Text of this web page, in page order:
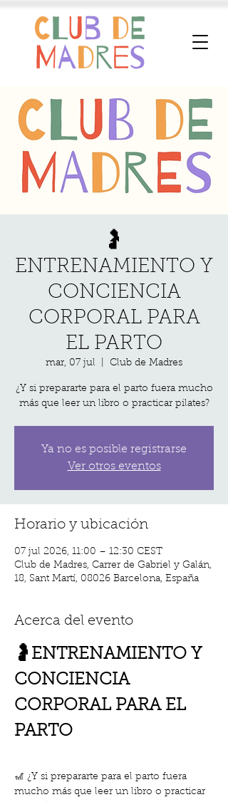
🤰
ENTRENAMIENTO Y
CONCIENCIA
CORPORAL PARA
EL PARTO
mar, 07 jul Club de Madres
¿Y si prepararte para el parto fuera mucho
más que leer un libro o practicar pilates?
Ya no es posible registrarse
Ver otros eventos
Horario y ubicación
07 jul 2026, 11:00 – 12:30 CEST
Club de Madres, Carrer de Gabriel y Galán,
18, Sant Martí, 08026 Barcelona, España
Acerca del evento
🤰ENTRENAMIENTO Y
CONCIENCIA
CORPORAL PARA EL
PARTO
🎢 ¿Y si prepararte para el parto fuera
mucho más que leer un libro o practicar